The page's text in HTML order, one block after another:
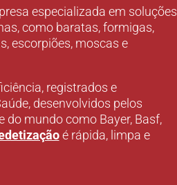
especializada em soluções
como baratas, formigas,
escorpiões, moscas e
registrados e
desenvolvidos pelos
do mundo como Bayer, Basf,
é rápida, limpa e